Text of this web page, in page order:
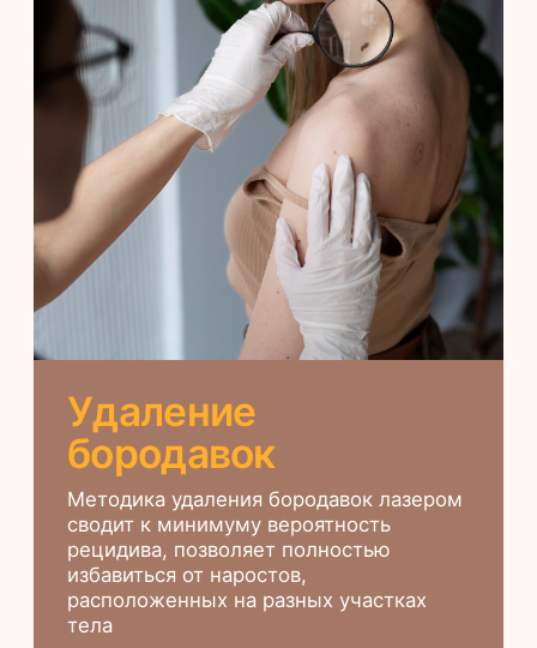
Удаление
бородавок
Методика удаления бородавок лазером
сводит к минимуму вероятность
рецидива, позволяет полностью
избавиться от наростов,
расположенных на разных участках
тела
ОТ 3 000 ₽
Удаление папиллом